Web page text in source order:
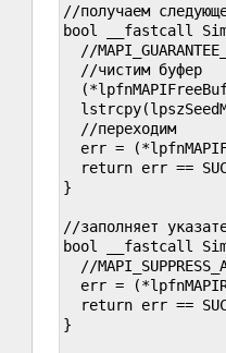
//получаем
bool __fastcall
//
  //чистим буфер
  //переходим
err =
return err ==
}
//заполняет
bool __fastcall
//
err =
return err ==
}